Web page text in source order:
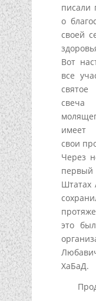
писали
о
своей
Вот
все
свеча
имеет
свои
Через
Штатах
это
ХаБаД.